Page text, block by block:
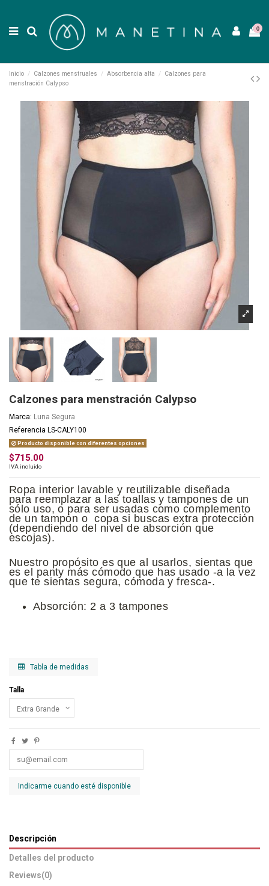
0
Inicio Calzones menstruales Absorbencia alta
Calzones para
menstración Calypso
Calzones para menstración Calypso
Marca: Luna Segura
Referencia LS-CALY100
Producto disponible con diferentes opciones
$715.00
IVA incluido
Ropa interior lavable y reutilizable diseñada
para reemplazar a las toallas y tampones de un
sólo uso, o para ser usadas como complemento
de un tampón o copa si buscas extra protección
(dependiendo del nivel de absorción que
escojas).
Nuestro propósito es que al usarlos, sientas que
es el panty más cómodo que has usado -a la vez
que te sientas segura, cómoda y fresca-.
Absorción: 2 a 3 tampones
Tabla de medidas
Talla
Descripción
Detalles del producto
Reviews(0)